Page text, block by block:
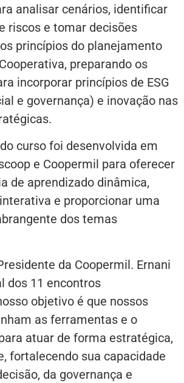
analisar cenários, identificar
riscos e tomar decisões
princípios do planejamento
preparando os
incorporar princípios de ESG
e governança) e inovação nas
curso foi desenvolvida em
e Coopermil para oferecer
de aprendizado dinâmica,
e proporcionar uma
dos temas
da Coopermil. Ernani
dos 11 encontros
objetivo é que nossos
as ferramentas e o
atuar de forma estratégica,
fortalecendo sua capacidade
da governança e